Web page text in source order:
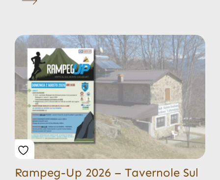
Rampeg-Up 2026 – Tavernole Sul